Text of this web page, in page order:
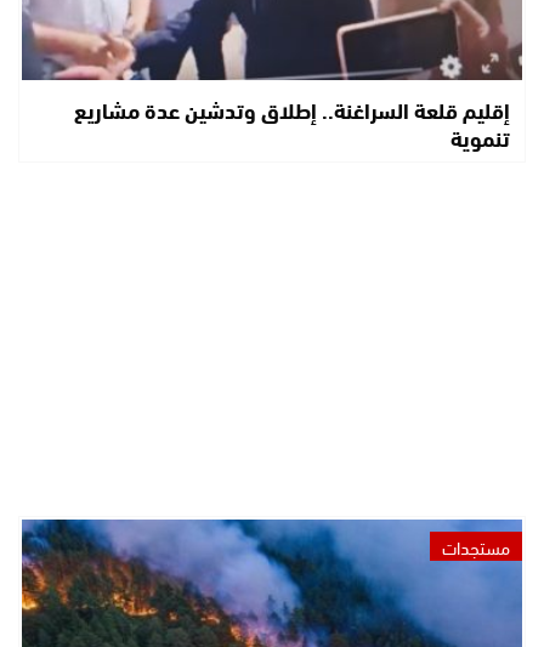
إقليم قلعة السراغنة.. إطلاق وتدشين عدة مشاريع
تنموية
مستجدات